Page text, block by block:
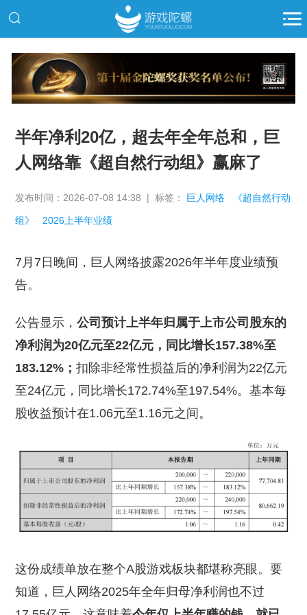
推广
半年净利20亿，超去年全年总和，巨
人网络靠《超自然行动组》赢麻了
发布时间：2026-07-08 14:38 | 标签： 巨人网络 《超自然行动
组》 2026上半年业绩
7月7日晚间，巨人网络披露2026年半年度业绩预
告。
公告显示，公司预计上半年归属于上市公司股东的
净利润为20亿元至22亿元，同比增长157.38%至
183.12%；扣除非经常性损益后的净利润为22亿元
至24亿元，同比增长172.74%至197.54%。基本每
股收益预计在1.06元至1.16元之间。
这份成绩单放在整个A股游戏板块都堪称亮眼。要
知道，巨人网络2025年全年归母净利润也不过